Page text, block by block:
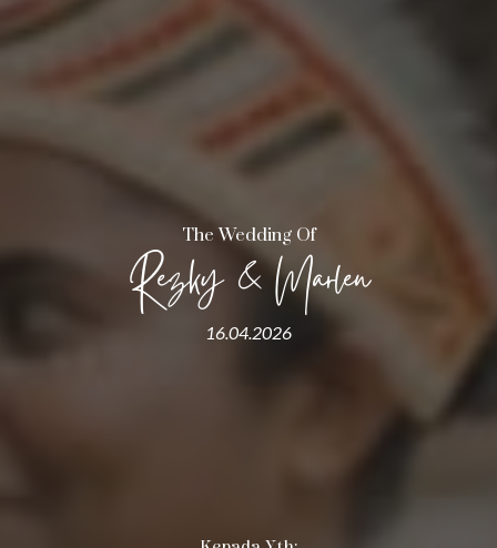
The Wedding Of
Rezky & Marlen
16.04.2026